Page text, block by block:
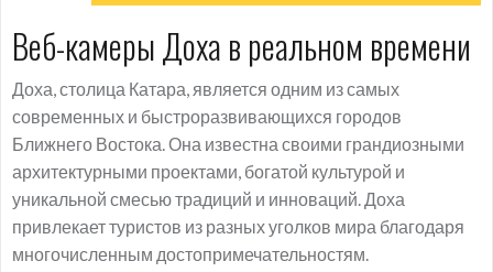
Веб-камеры Доха в реальном времени
Доха, столица Катара, является одним из самых
современных и быстроразвивающихся городов
Ближнего Востока. Она известна своими грандиозными
архитектурными проектами, богатой культурой и
уникальной смесью традиций и инноваций. Доха
привлекает туристов из разных уголков мира благодаря
многочисленным достопримечательностям.